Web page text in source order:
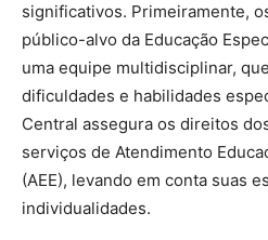
significativos. Primeiramente,
público-alvo da Educação
uma equipe multidisciplinar,
dificuldades e habilidades
Central assegura os direitos
serviços de Atendimento
(AEE), levando em conta suas
individualidades.